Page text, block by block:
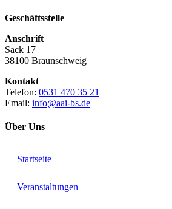
Geschäftsstelle
Anschrift
Sack 17
38100 Braunschweig
Kontakt
Telefon: 0531 470 35 21
Email: info@aai-bs.de
Über Uns
Startseite
Veranstaltungen